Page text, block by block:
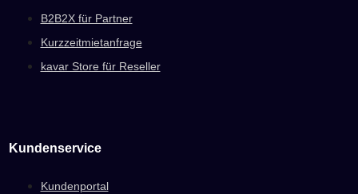
B2B2X für Partner
Kurzzeitmietanfrage
kavar Store für Reseller
Kundenservice
Kundenportal